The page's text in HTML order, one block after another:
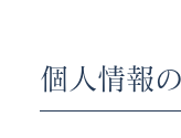
個人情報